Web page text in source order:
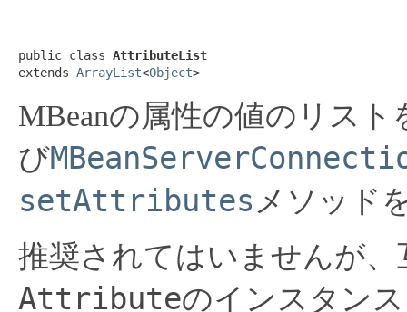
public class AttributeList
extends ArrayList<Object>
MBeanの属性の値のリスト
び
setAttributes メソッド
推奨されてはいませんが
Attributeのインスタン